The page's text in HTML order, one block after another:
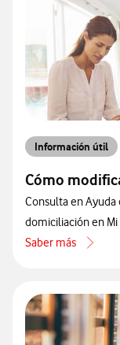
Información útil
Cómo
Consulta en
domiciliación en Mi
Saber más
acerca de Cómo